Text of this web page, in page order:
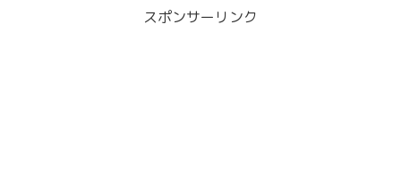
スポンサーリンク